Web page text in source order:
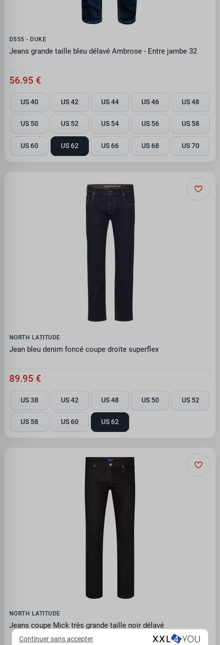
D555 - DUKE
Jeans grande taille bleu délavé Ambrose - Entre jambe 32
56.95 €
US 40 US 42 US 44 US 46 US 48
US 50 US 52 US 54 US 56 US 58
US 60 US 62 US 66 US 68 US 70
NORTH LATITUDE
Jean bleu denim foncé coupe droite superflex
89.95 €
US 38 US 42 US 48 US 50 US 52
US 58 US 60 US 62
NORTH LATITUDE
Jeans coupe Mick très grande taille noir délavé
Continuer sans accepter